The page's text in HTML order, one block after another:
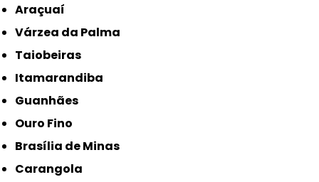
Araçuaí
Várzea da Palma
Taiobeiras
Itamarandiba
Guanhães
Ouro Fino
Brasília de Minas
Carangola